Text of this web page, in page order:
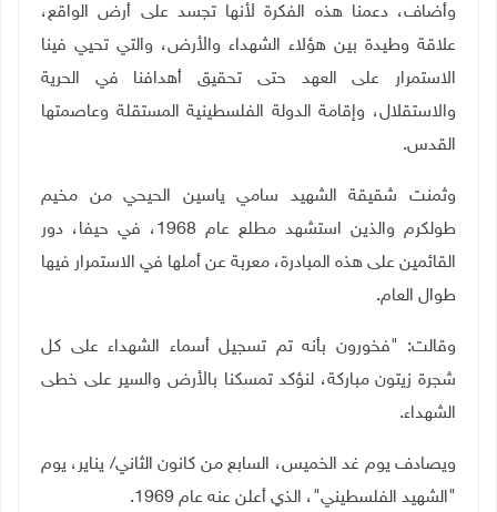
وأضاف، دعمنا هذه الفكرة لأنها تجسد على أرض الواقع،
علاقة وطيدة بين هؤلاء الشهداء والأرض، والتي تحيي فينا
الاستمرار على العهد حتى تحقيق أهدافنا في الحرية
والاستقلال، وإقامة الدولة الفلسطينية المستقلة وعاصمتها
القدس.
وثمنت شقيقة الشهيد سامي ياسين الحيحي من مخيم
طولكرم والذين استشهد مطلع عام 1968، في حيفا، دور
القائمين على هذه المبادرة، معربة عن أملها في الاستمرار فيها
طوال العام.
وقالت: "فخورون بأنه تم تسجيل أسماء الشهداء على كل
شجرة زيتون مباركة، لنؤكد تمسكنا بالأرض والسير على خطى
الشهداء.
ويصادف يوم غد الخميس، السابع من كانون الثاني/ يناير، يوم
"الشهيد الفلسطيني"، الذي أعلن عنه عام 1969.